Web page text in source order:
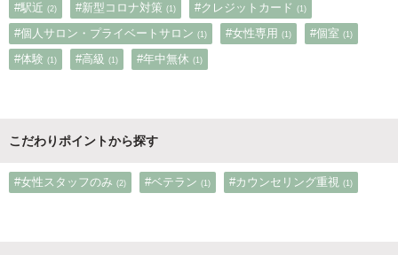
#駅近 (2) #新型コロナ対策 (1) #クレジットカード (1)
#個人サロン・プライベートサロン (1) #女性専用 (1) #個室 (1)
#体験 (1) #高級 (1) #年中無休 (1)
こだわりポイントから探す
#女性スタッフのみ (2) #ベテラン (1) #カウンセリング重視 (1)